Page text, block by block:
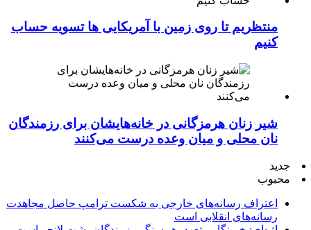
منتظریم تا روی زمین با آمریکایی ها تسویه حساب
کنیم
شیر زنان هرمزگانی در خانه‌هایشان برای رزمندگان
نان محلی و میان وعده درست می‌کنند
جدید
محبوب
اعتراف رسانه‌های خارجی به شکست ترامپ حاصل مجاهدت
رسانه‌های انقلابی است